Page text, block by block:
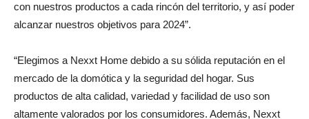
con nuestros productos a cada rincón del territorio, y así poder
alcanzar nuestros objetivos para 2024”.
“Elegimos a Nexxt Home debido a su sólida reputación en el
mercado de la domótica y la seguridad del hogar. Sus
productos de alta calidad, variedad y facilidad de uso son
altamente valorados por los consumidores. Además, Nexxt